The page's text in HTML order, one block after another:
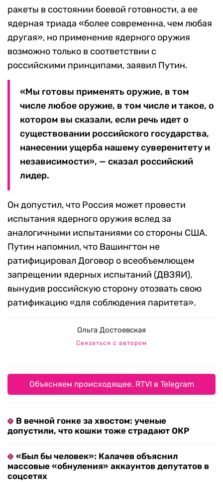
ракеты в состоянии боевой готовности, а ее
ядерная триада «более современна, чем любая
другая», но применение ядерного оружия
возможно только в соответствии с
российскими принципами, заявил Путин.
«Мы готовы применять оружие, в том
числе любое оружие, в том числе и такое, о
котором вы сказали, если речь идет о
существовании российского государства,
нанесении ущерба нашему суверенитету и
независимости», — сказал российский
лидер.
Он допустил, что Россия может провести
испытания ядерного оружия вслед за
аналогичными испытаниями со стороны США.
Путин напомнил, что Вашингтон не
ратифицировал Договор о всеобъемлющем
запрещении ядерных испытаний (ДВЗЯИ),
вынудив российскую сторону отозвать свою
ратификацию «для соблюдения паритета».
Ольга Достоевская
Связаться с автором
Объясняем происходящее. RTVI в Telegram
В вечной гонке за хвостом: ученые
допустили, что кошки тоже страдают ОКР
«Был бы человек»: Калачев объяснил
массовые «обнуления» аккаунтов депутатов в
соцсетях